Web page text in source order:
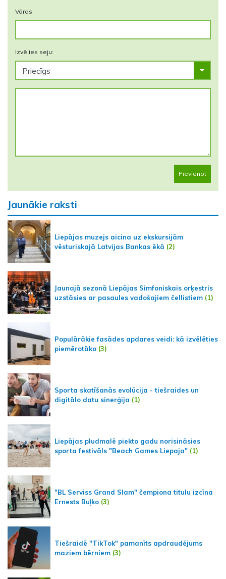
Vārds:
Izvēlies seju:
Pievienot
Jaunākie raksti
Liepājas muzejs aicina uz ekskursijām
vēsturiskajā Latvijas Bankas ēkā (2)
Jaunajā sezonā Liepājas Simfoniskais orķestris
uzstāsies ar pasaules vadošajiem čellistiem (1)
Populārākie fasādes apdares veidi: kā izvēlēties
piemērotāko (3)
Sporta skatīšanās evolūcija - tiešraides un
digitālo datu sinerģija (1)
Liepājas pludmalē piekto gadu norisināsies
sporta festivāls "Beach Games Liepaja" (1)
"BL Serviss Grand Slam" čempiona titulu izcīna
Ernests Buļko (3)
Tiešraidē "TikTok" pamanīts apdraudējums
maziem bērniem (3)